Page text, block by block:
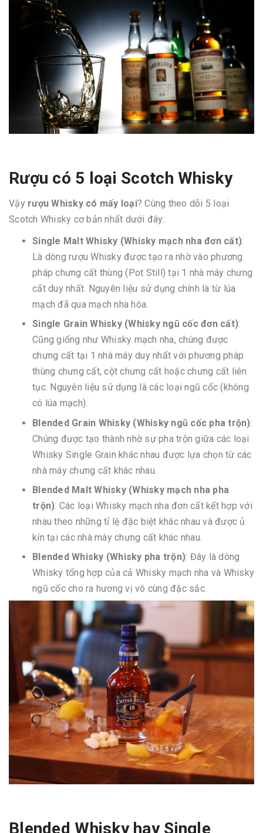
Rượu có 5 loại Scotch Whisky
Vậy rượu Whisky có mấy loại? Cùng theo dõi 5 loại
Scotch Whisky cơ bản nhất dưới đây:
Single Malt Whisky (Whisky mạch nha đơn cất):
Là dòng rượu Whisky được tạo ra nhờ vào phương
pháp chưng cất thùng (Pot Still) tại 1 nhà máy chưng
cất duy nhất. Nguyên liệu sử dụng chính là từ lúa
mạch đã qua mạch nha hóa.
Single Grain Whisky (Whisky ngũ cốc đơn cất):
Cũng giống như Whisky mạch nha, chúng được
chưng cất tại 1 nhà máy duy nhất với phương pháp
thùng chưng cất, cột chưng cất hoặc chưng cất liên
tục. Nguyên liệu sử dụng là các loại ngũ cốc (không
có lúa mạch).
Blended Grain Whisky (Whisky ngũ cốc pha trộn):
Chúng được tạo thành nhờ sự pha trộn giữa các loại
Whisky Single Grain khác nhau được lựa chọn từ các
nhà máy chưng cất khác nhau.
Blended Malt Whisky (Whisky mạch nha pha
trộn): Các loại Whisky mạch nha đơn cất kết hợp với
nhau theo những tỉ lệ đặc biệt khác nhau và được ủ
kín tại các nhà máy chưng cất khác nhau.
Blended Whisky (Whisky pha trộn): Đây là dòng
Whisky tổng hợp của cả Whisky mạch nha và Whisky
ngũ cốc cho ra hương vị vô cùng đặc sắc.
Blended Whisky hay Single